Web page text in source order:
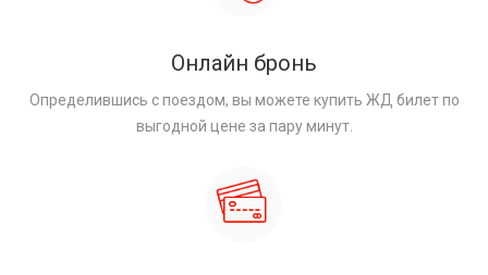
Онлайн бронь
Определившись с поездом, вы можете купить ЖД билет по
выгодной цене за пару минут.